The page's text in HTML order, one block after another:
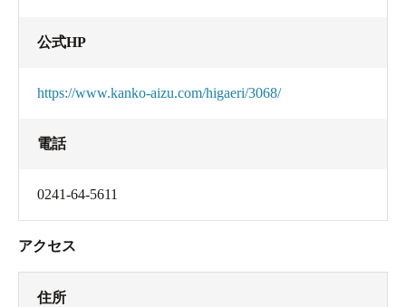
公式HP
https://www.kanko-aizu.com/higaeri/3068/
電話
0241-64-5611
アクセス
住所